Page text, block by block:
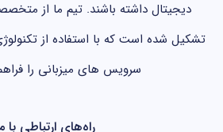
دیجیتال داشته باشند. تیم ما از
تشکیل شده است که با استفاده از
سرویس های میزبانی را
راه‌های ارتباطی با